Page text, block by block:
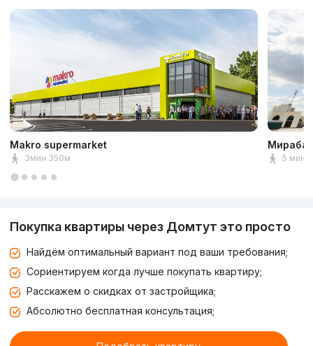
Makro supermarket
3мин 350м 5 мин
Покупка квартиры через Домтут это просто
Найдём оптимальный вариант под ваши требования;
Сориентируем когда лучше покупать квартиру;
Расскажем о скидках от застройщика;
Абсолютно бесплатная консультация;